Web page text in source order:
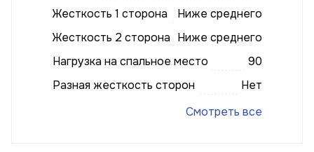
Жесткость 1 сторона
Ниже среднего
Жесткость 2 сторона Ниже среднего
Нагрузка на спальное место
90
Разная жесткость сторон
Нет
Смотреть все